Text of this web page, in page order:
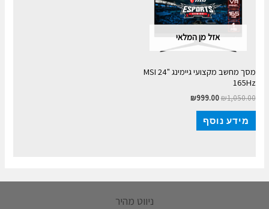
אזל מן המלאי
מסך מחשב מקצועי גיימינג MSI 24"
165Hz
₪1,050.00
₪999.00
מידע נוסף
ניווט מהיר